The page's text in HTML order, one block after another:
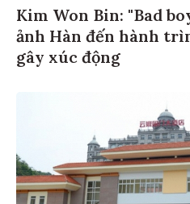
Kim Won Bin: "Bad
ảnh Hàn đến hành
gây xúc động